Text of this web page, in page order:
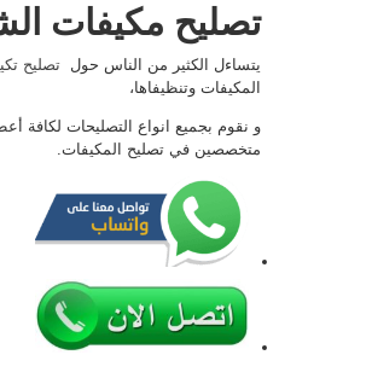
تصليح مكيفات
يتساءل الكثير من الناس حول تصليح
المكيفات وتنظيفاها،
و نقوم بجميع انواع التصليحات لكافة
متخصصين في تصليح المكيفات.